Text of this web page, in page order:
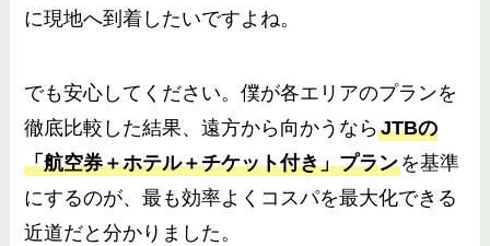
に現地へ到着したいですよね。
でも安心してください。僕が各エリアのプランを
徹底比較した結果、遠方から向かうならJTBの
「航空券＋ホテル＋チケット付き」プランを基準
にするのが、最も効率よくコスパを最大化できる
近道だと分かりました。